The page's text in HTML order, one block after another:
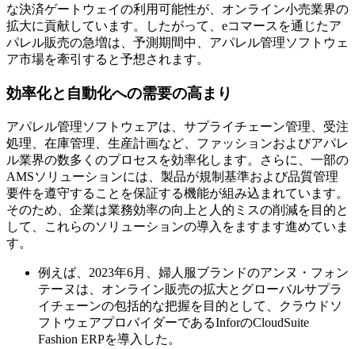
な決済ゲートウェイの利用可能性が、オンライン小売業界の
拡大に貢献しています。したがって、eコマースを通じたア
パレル販売の急増は、予測期間中、アパレル管理ソフトウェ
ア市場を牽引すると予想されます。
効率化と自動化への需要の高まり
アパレル管理ソフトウェアは、サプライチェーン管理、受注
処理、在庫管理、生産計画など、ファッションおよびアパレ
ル業界の数多くのプロセスを効率化します。さらに、一部の
AMSソリューションには、製品が規制基準および品質管理
要件を遵守することを保証する機能が組み込まれています。
そのため、企業は業務効率の向上と人的ミスの削減を目的と
して、これらのソリューションの導入をますます進めていま
す。
例えば、2023年6月、婦人服ブランドのアンヌ・フォン
テーヌは、オンライン販売の拡大とグローバルサプラ
イチェーンの包括的な把握を目的として、クラウドソ
フトウェアプロバイダーであるInforのCloudSuite
Fashion ERPを導入した。